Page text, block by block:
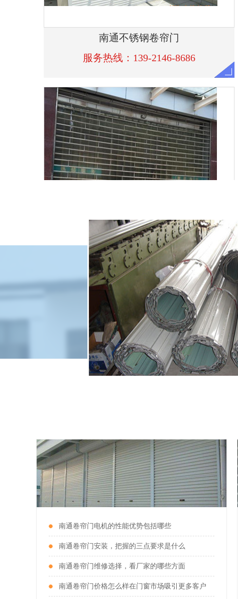
服务热线：139-2146-8686
服务热线：139-2146-8686
南通卷帘门电机的性能优势包括哪些
南通卷帘门安装，把握的三点要求是什么
南通卷帘门维修选择，看厂家的哪些方面
南通卷帘门价格怎么样在门窗市场吸引更多客户